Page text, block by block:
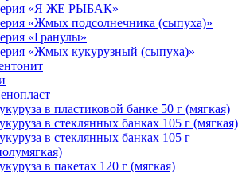
«Я ЖЕ РЫБАК»
«Жмых подсолнечника (сыпуха)»
«Гранулы»
«Жмых кукурузный (сыпуха)»
в пластиковой банке 50 г (мягкая)
в стеклянных банках 105 г (мягкая)
в стеклянных банках 105 г
в пакетах 120 г (мягкая)